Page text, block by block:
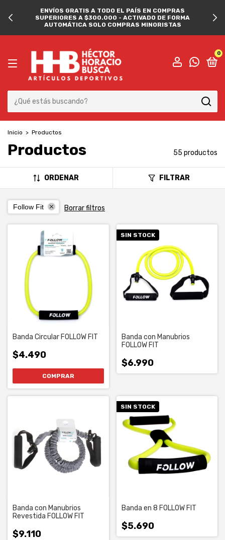
ENVÍOS GRATIS A TODO EL PAÍS EN COMPRAS
SUPERIORES A $300.000 - ACTIVADO DE FORMA
AUTOMÁTICA SOLO COMPRAS MINORISTAS
0
Inicio > Productos
Productos 55 productos
ORDENAR FILTRAR
Follow Fit Borrar filtros
Banda Circular FOLLOW FIT
$4.490
SIN STOCK
Banda con Manubrios
FOLLOW FIT
$6.990
Banda con Manubrios
Revestida FOLLOW FIT
$9.110
SIN STOCK
Banda en 8 FOLLOW FIT
$5.690